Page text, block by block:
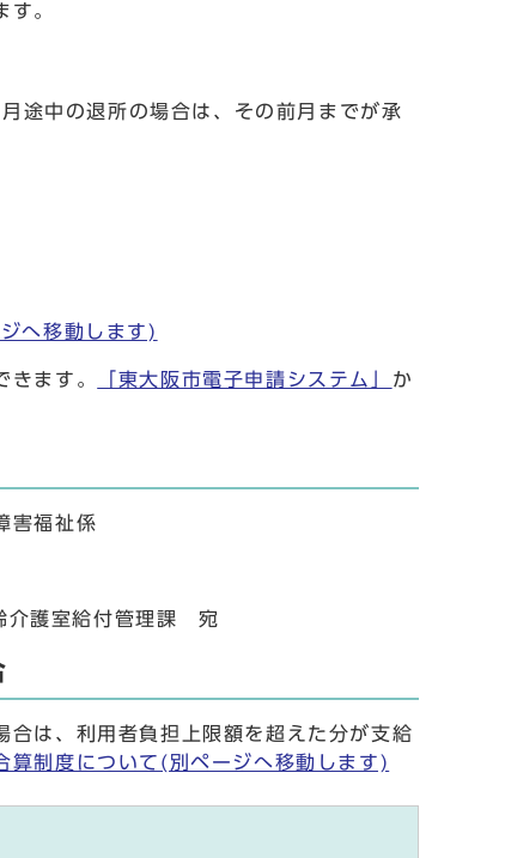
す。
途中の退所の場合は、その前月までが承
へ移動します)
ます。 「東大阪市電子申請システム」 か
害福祉係
護室給付管理課 宛
は、利用者負担上限額を超えた分が支給
算制度について(別ページへ移動します)